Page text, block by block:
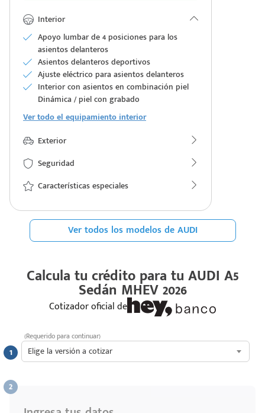
Interior
Apoyo lumbar de 4 posiciones para los
asientos delanteros
Asientos delanteros deportivos
Ajuste eléctrico para asientos delanteros
Interior con asientos en combinación piel
Dinámica / piel con grabado
Ver todo el equipamiento interior
Exterior
Seguridad
Características especiales
Ver todos los modelos de AUDI
Calcula tu crédito para tu AUDI A5
Sedán MHEV 2026
Cotizador oficial de
Elige la versión a cotizar
(Requerido para continuar)